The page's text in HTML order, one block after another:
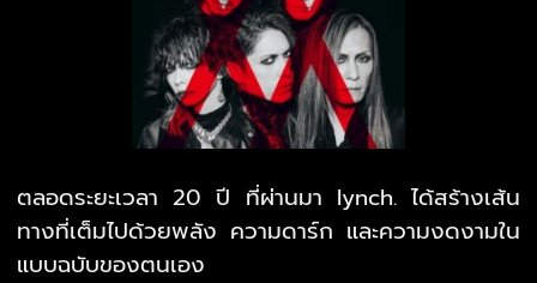
ตลอดระยะเวลา 20 ปี ที่ผ่านมา lynch. ได้สร้างเส้น
ทางที่เต็มไปด้วยพลัง ความดาร์ก และความงดงามใน
แบบฉบับของตนเอง